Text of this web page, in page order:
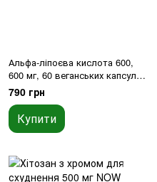
Альфа-ліпоєва кислота 600,
600 мг, 60 веганських капсул -
Doctor's Best
790 грн
Купити